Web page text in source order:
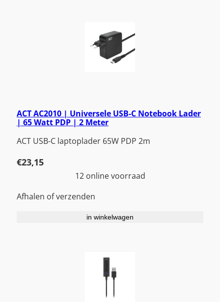
ACT AC2010 | Universele USB-C Notebook Lader
| 65 Watt PDP | 2 Meter
ACT USB-C laptoplader 65W PDP 2m
€23,15
12 online voorraad
Afhalen of verzenden
in winkelwagen